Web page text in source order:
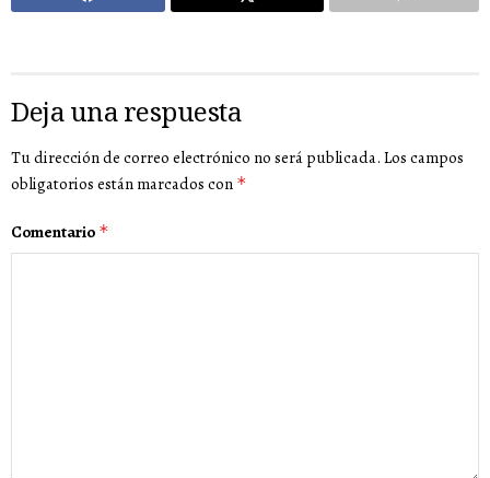
Deja una respuesta
Tu dirección de correo electrónico no será publicada. Los campos
obligatorios están marcados con *
Comentario *